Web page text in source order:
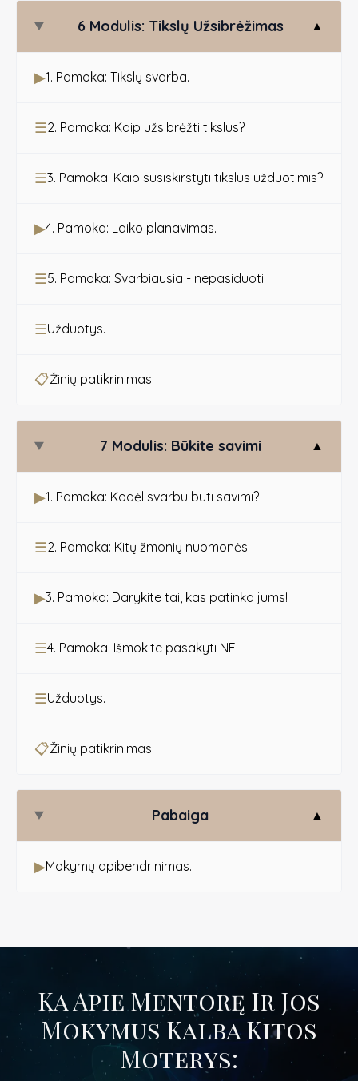
6 Modulis: Tikslų Užsibrėžimas ▲
▶1. Pamoka: Tikslų svarba.
☰2. Pamoka: Kaip užsibrėžti tikslus?
☰3. Pamoka: Kaip susiskirstyti tikslus užduotimis?
▶4. Pamoka: Laiko planavimas.
☰5. Pamoka: Svarbiausia - nepasiduoti!
☰Užduotys.
📋Žinių patikrinimas.
7 Modulis: Būkite savimi ▲
▶1. Pamoka: Kodėl svarbu būti savimi?
☰2. Pamoka: Kitų žmonių nuomonės.
▶3. Pamoka: Darykite tai, kas patinka jums!
☰4. Pamoka: Išmokite pasakyti NE!
☰Užduotys.
📋Žinių patikrinimas.
Pabaiga ▲
▶Mokymų apibendrinimas.
Ka Apie Mentorę Ir Jos
Mokymus Kalba Kitos
Moterys: